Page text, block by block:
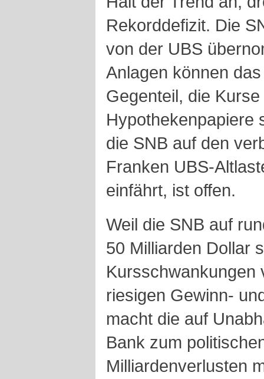
Rekorddefizit. Die
von der UBS
Anlagen können
Gegenteil, die
Hypothekenpapiere
die SNB auf den
Franken UBS-
einfährt, ist offen.
Weil die SNB auf
50 Milliarden Dollar
Kursschwankungen
riesigen Gewinn-
macht die auf
Bank zum
Milliardenverlusten